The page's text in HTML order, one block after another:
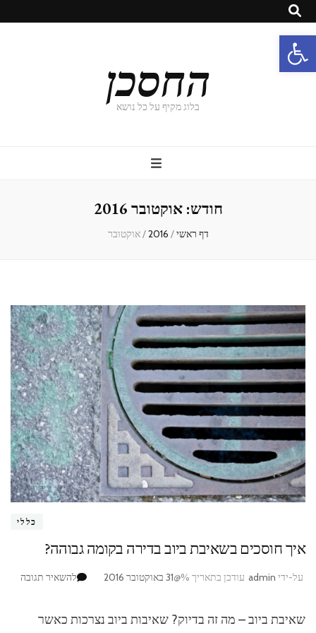
פתח סרגל נגישות
החסכן
בלוג מקיף על כל נושא
חודש:אוקטובר 2016
דף ראשי/
2016
/אוקטובר
כללי
איך חוסכים בשאיבת ביוב בדירה בקומה גבוהה?
על-ידי admin עודכן בתאריך %@31 באוקטובר 2016
להשאיר תגובה
חוסכים
שאיבת ביוב – מה זה בדיוק? שאיבות ביוב נצרכות כאשר